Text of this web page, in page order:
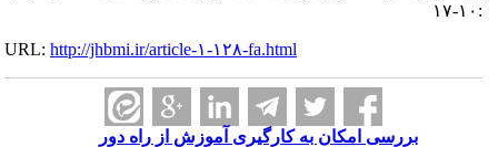
URL:http://jhbmi.ir/article-۱-۱۲۸-fa.html
بررسی امکان به کارگیری آموزش از راه دور